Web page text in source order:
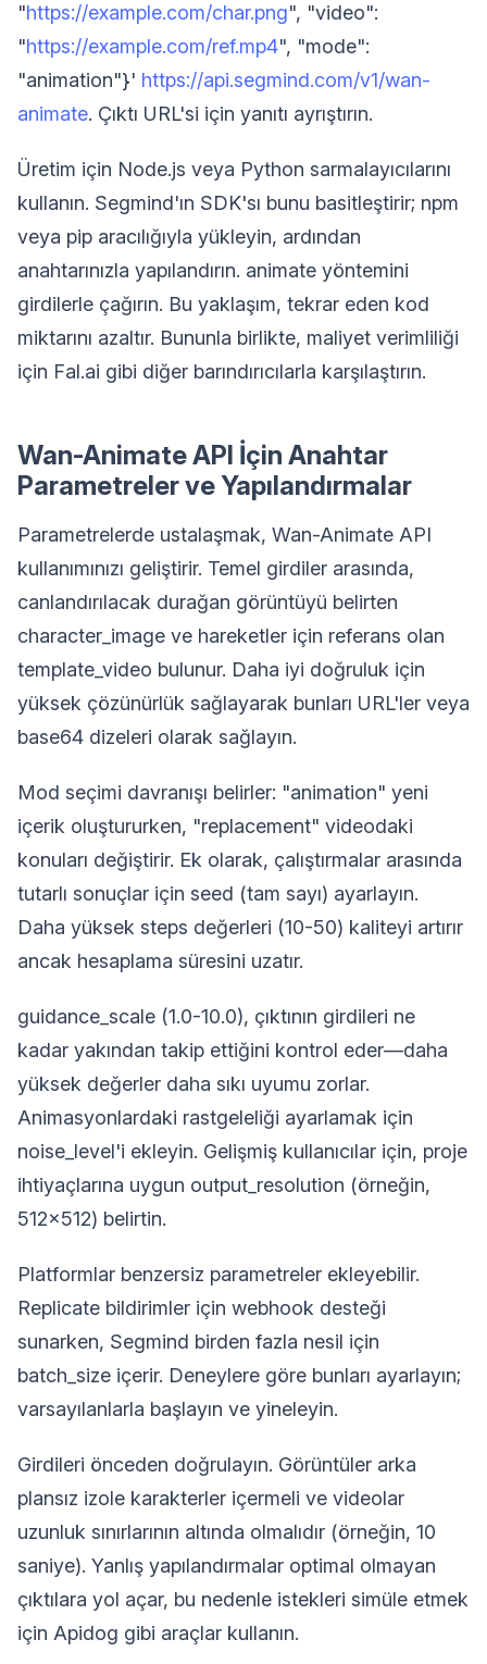
"https://example.com/char.png", "video":
"https://example.com/ref.mp4", "mode":
"animation"}' https://api.segmind.com/v1/wan-
animate. Çıktı URL'si için yanıtı ayrıştırın.
Üretim için Node.js veya Python sarmalayıcılarını
kullanın. Segmind'ın SDK'sı bunu basitleştirir; npm
veya pip aracılığıyla yükleyin, ardından
anahtarınızla yapılandırın. animate yöntemini
girdilerle çağırın. Bu yaklaşım, tekrar eden kod
miktarını azaltır. Bununla birlikte, maliyet verimliliği
için Fal.ai gibi diğer barındırıcılarla karşılaştırın.
Wan-Animate API İçin Anahtar
Parametreler ve Yapılandırmalar
Parametrelerde ustalaşmak, Wan-Animate API
kullanımınızı geliştirir. Temel girdiler arasında,
canlandırılacak durağan görüntüyü belirten
character_image ve hareketler için referans olan
template_video bulunur. Daha iyi doğruluk için
yüksek çözünürlük sağlayarak bunları URL'ler veya
base64 dizeleri olarak sağlayın.
Mod seçimi davranışı belirler: "animation" yeni
içerik oluştururken, "replacement" videodaki
konuları değiştirir. Ek olarak, çalıştırmalar arasında
tutarlı sonuçlar için seed (tam sayı) ayarlayın.
Daha yüksek steps değerleri (10-50) kaliteyi artırır
ancak hesaplama süresini uzatır.
guidance_scale (1.0-10.0), çıktının girdileri ne
kadar yakından takip ettiğini kontrol eder—daha
yüksek değerler daha sıkı uyumu zorlar.
Animasyonlardaki rastgeleliği ayarlamak için
noise_level'i ekleyin. Gelişmiş kullanıcılar için, proje
ihtiyaçlarına uygun output_resolution (örneğin,
512x512) belirtin.
Platformlar benzersiz parametreler ekleyebilir.
Replicate bildirimler için webhook desteği
sunarken, Segmind birden fazla nesil için
batch_size içerir. Deneylere göre bunları ayarlayın;
varsayılanlarla başlayın ve yineleyin.
Girdileri önceden doğrulayın. Görüntüler arka
plansız izole karakterler içermeli ve videolar
uzunluk sınırlarının altında olmalıdır (örneğin, 10
saniye). Yanlış yapılandırmalar optimal olmayan
çıktılara yol açar, bu nedenle istekleri simüle etmek
için Apidog gibi araçlar kullanın.